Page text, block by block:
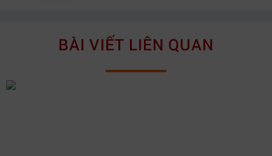
BÀI VIẾT LIÊN QUAN